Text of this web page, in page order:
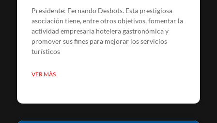
Presidente: Fernando Desbots. Esta prestigiosa
asociación tiene, entre otros objetivos, fomentar la
actividad empresaria hotelera gastronómica y
promover sus fines para mejorar los servicios
turísticos
VER MÀS